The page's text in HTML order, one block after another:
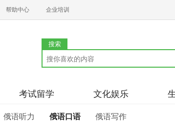
帮助中心 企业培训
搜索
考试留学 文化娱乐
俄语听力 俄语口语 俄语写作